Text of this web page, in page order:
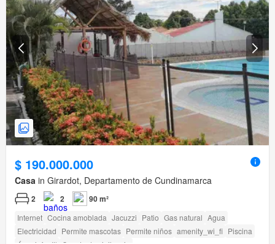
$ 190.000.000
Casa in Girardot, Departamento de Cundinamarca
2 2 90 m²
Internet Cocina amoblada Jacuzzi Patio Gas natural Agua
Electricidad Permite mascotas Permite niños amenity_wi_fi Piscina